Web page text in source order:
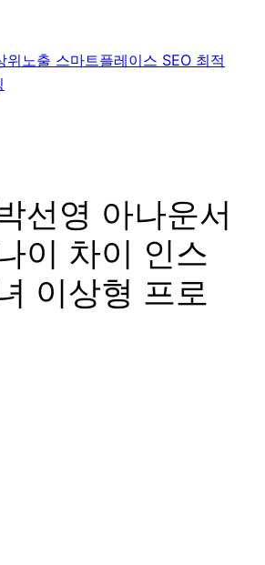
위노출 스마트플레이스 SEO 최적
선영 아나운서
이 차이 인스
이상형 프로